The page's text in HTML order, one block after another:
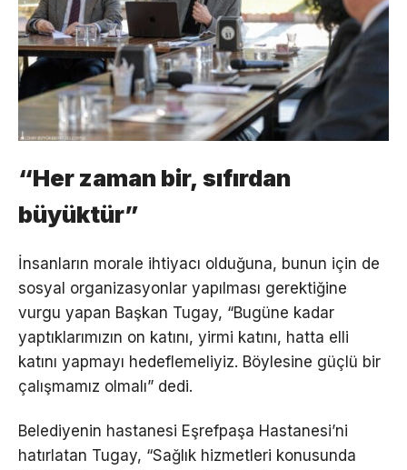
“Her zaman bir, sıfırdan
büyüktür”
İnsanların morale ihtiyacı olduğuna, bunun için de
sosyal organizasyonlar yapılması gerektiğine
vurgu yapan Başkan Tugay, “Bugüne kadar
yaptıklarımızın on katını, yirmi katını, hatta elli
katını yapmayı hedeflemeliyiz. Böylesine güçlü bir
çalışmamız olmalı” dedi.
Belediyenin hastanesi Eşrefpaşa Hastanesi’ni
hatırlatan Tugay, “Sağlık hizmetleri konusunda